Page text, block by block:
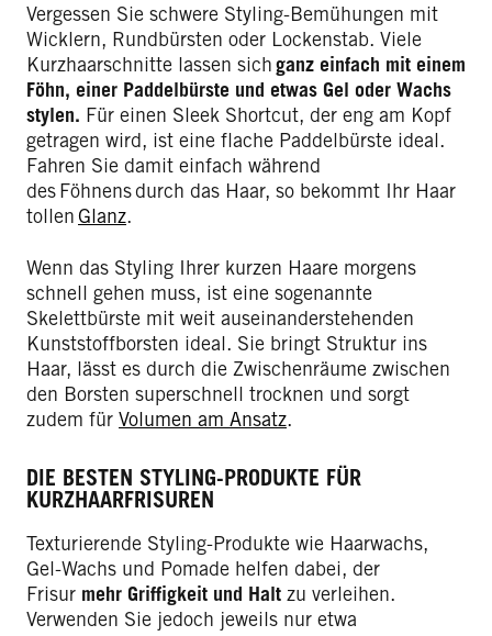
Vergessen Sie schwere Styling-Bemühungen mit
Wicklern, Rundbürsten oder Lockenstab. Viele
Kurzhaarschnitte lassen sichganz einfach mit einem
Föhn, einer Paddelbürste und etwas Gel oder Wachs
stylen. Für einen Sleek Shortcut, der eng am Kopf
getragen wird, ist eine flache Paddelbürste ideal.
Fahren Sie damit einfach während
des Föhnens durch das Haar, so bekommt Ihr Haar
tollenGlanz.
Wenn das Styling Ihrer kurzen Haare morgens
schnell gehen muss, ist eine sogenannte
Skelettbürste mit weit auseinanderstehenden
Kunststoffborsten ideal. Sie bringt Struktur ins
Haar, lässt es durch die Zwischenräume zwischen
den Borsten superschnell trocknen und sorgt
zudem für Volumen am Ansatz.
DIE BESTEN STYLING-PRODUKTE FÜR
KURZHAARFRISUREN
Texturierende Styling-Produkte wie Haarwachs,
Gel-Wachs und Pomade helfen dabei, der
Frisur mehr Griffigkeit und Halt zu verleihen.
Verwenden Sie jedoch jeweils nur etwa